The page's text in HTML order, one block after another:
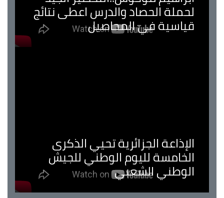
لحملة الحصاد والدرس اعطى نتائج
قياسية في المحاصيل
الإذاعة الجزائرية تحيي الذكرى
الخامسة لليوم الوطني للجيش
الوطني الشعبي